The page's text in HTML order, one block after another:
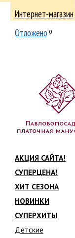
Интернет-магазин
Отложено 0
АКЦИЯ САЙТА!
СУПЕРЦЕНА!
ХИТ СЕЗОНА
НОВИНКИ
СУПЕРХИТЫ
Детские